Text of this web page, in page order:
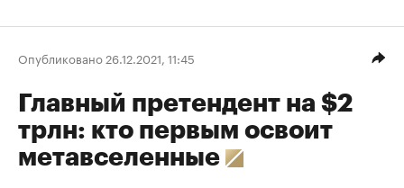
Опубликовано 26.12.2021, 11:45
Главный претендент на $2
трлн: кто первым освоит
метавселенные